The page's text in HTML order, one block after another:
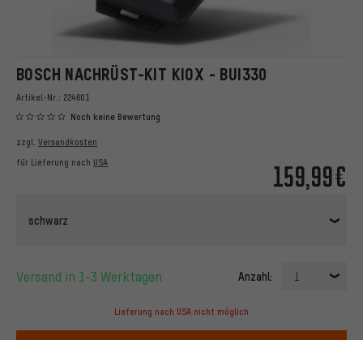
BOSCH NACHRÜST-KIT KIOX - BUI330
Artikel-Nr.: 224601
Noch keine Bewertung
159,99€
zzgl. Versandkosten
für Lieferung nach USA
schwarz
Versand in 1-3 Werktagen Anzahl: 1
Lieferung nach USA nicht möglich